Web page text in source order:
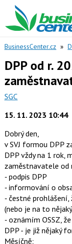
BusinessCenter.cz »
DPP od r.
SGC
15. 11. 2023 10:44
Dobrý den,
v SVJ formou DPP
DPP vždy na 1 rok,
zaměstnavatele od
- podpis DPP
- informování o
- čestné prohlášení,
(nebo je na to
- oznámím OSSZ,
DPP - je již nějaký
Měsíčně: